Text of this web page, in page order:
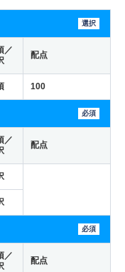
選択
／
配点
100
必須
／
配点
必須
／
配点